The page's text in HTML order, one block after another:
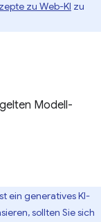
zu Web-KI zu
Modell-
ein generatives KI-
sollten Sie sich